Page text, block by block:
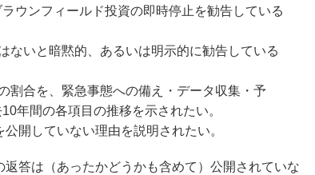
ウンフィールド投資の即時停止を勧告している
ないと暗黙的、あるいは明示的に勧告している
割合を、緊急事態への備え・データ収集・予
年間の各項目の推移を示されたい。
開していない理由を説明されたい。
答は（あったかどうかも含めて）公開されていな